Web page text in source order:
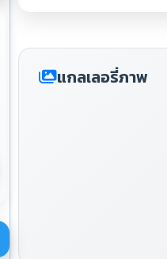
แกลเลอรี่ภาพ